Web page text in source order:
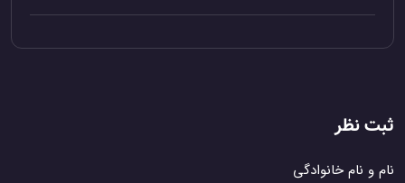
ثبت نظر
نام و نام خانوادگی